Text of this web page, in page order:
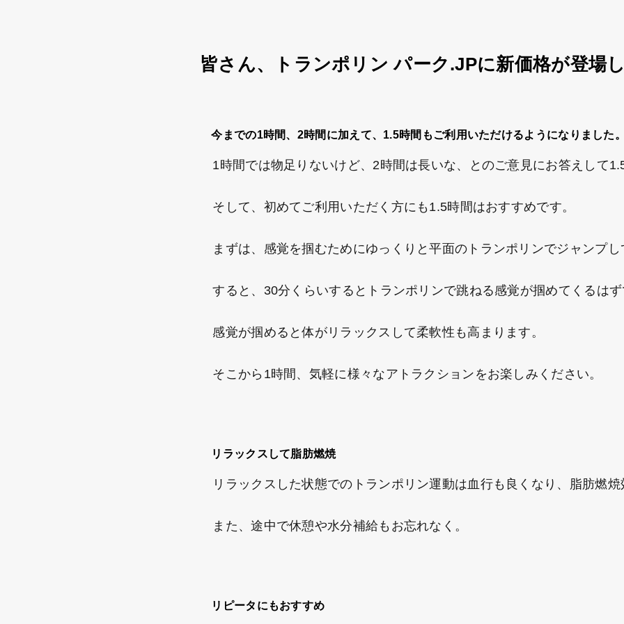
皆さん、トランポリン パーク.JPに新価格が登場し
今までの1時間、2時間に加えて、1.5時間もご利用いただけるようになりました。
1時間では物足りないけど、2時間は長いな、とのご意見にお答えして
そして、初めてご利用いただく方にも1.5時間はおすすめです。
まずは、感覚を掴むためにゆっくりと平面のトランポリンでジャンプし
すると、30分くらいするとトランポリンで跳ねる感覚が掴めてくるはず
感覚が掴めると体がリラックスして柔軟性も高まります。
そこから1時間、気軽に様々なアトラクションをお楽しみください。
リラックスして脂肪燃焼
リラックスした状態でのトランポリン運動は血行も良くなり、脂肪燃焼
また、途中で休憩や水分補給もお忘れなく。
リピータにもおすすめ